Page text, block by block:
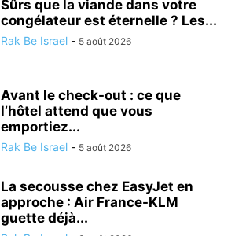
Sûrs que la viande dans votre
congélateur est éternelle ? Les...
Rak Be Israel - 5 août 2026
Avant le check-out : ce que
l’hôtel attend que vous
emportiez...
Rak Be Israel - 5 août 2026
La secousse chez EasyJet en
approche : Air France-KLM
guette déjà...